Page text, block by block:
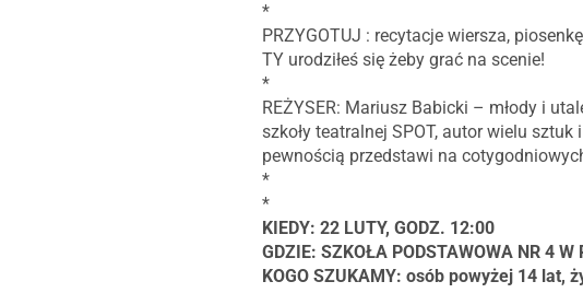
*
PRZYGOTUJ : recytacje wiersza,
TY urodziłeś się żeby grać na scenie!
*
REŻYSER: Mariusz Babicki – młody i
szkoły teatralnej SPOT, autor wielu
pewnością przedstawi na
*
*
KIEDY: 22 LUTY, GODZ. 12:00
GDZIE: SZKOŁA PODSTAWOWA NR 4
KOGO SZUKAMY: osób powyżej 14 lat,